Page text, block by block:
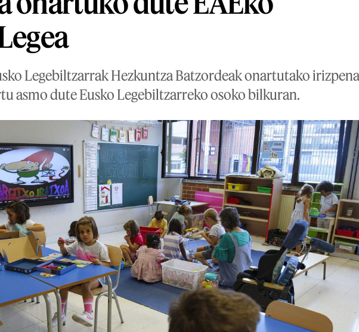
Legebiltzarrak Hezkuntza Batzordeak onartutako
asmo dute Eusko Legebiltzarreko osoko bilkuran.